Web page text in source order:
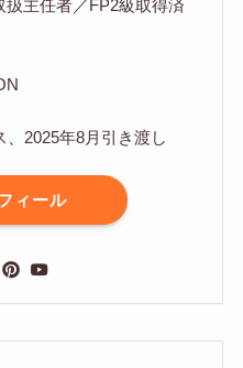
主任者／FP2級取得済
2025年8月引き渡し
ィール